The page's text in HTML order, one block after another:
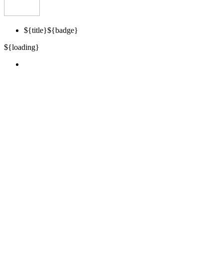
${title}${badge}
${loading}